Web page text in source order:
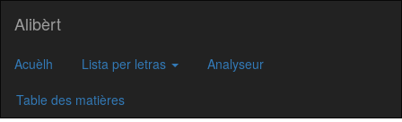
Alibèrt
Acuèlh Lista per letras
Analyseur
Table des matières